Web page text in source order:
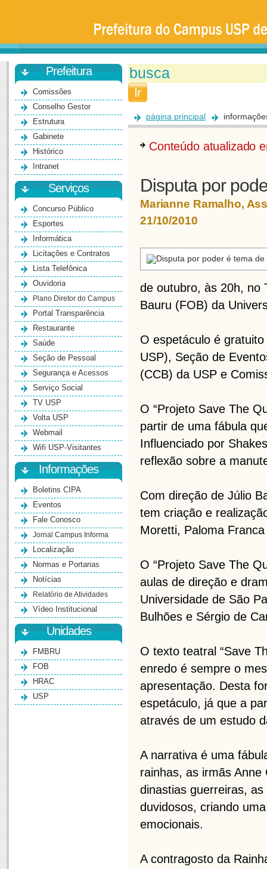
Universidade
São
Paulo
-
BauruPrefeitura
Comissões
Conselho Gestor
Estrutura
Gabinete
Histórico
Intranet
Serviços
Concurso Público
Esportes
Informática
Licitações e Contratos
Lista Telefônica
Ouvidoria
Plano Diretor do Campus
Portal Transparência
Restaurante
Saúde
Seção de Pessoal
Segurança e Acessos
Serviço Social
TV USP
Volta USP
Webmail
Wifi USP-Visitantes
Informações
Boletins CIPA
Eventos
Fale Conosco
Jornal Campus Informa
Localização
Normas e Portarias
Notícias
Relatório de Atividades
Vídeo Institucional
Unidades
FMBRU
FOB
HRAC
USP
página principal
Conteúdo atualizado
Disputa por
Marianne Ramalho,
21/10/2010
de outubro, às 20h, no
Bauru (FOB) da
O espetáculo é
USP), Seção de
(CCB) da USP e
O “Projeto Save The
partir de uma fábula
Influenciado por
reflexão sobre a
Com direção de Júlio
tem criação e
Moretti, Paloma
O “Projeto Save The
aulas de direção e
Universidade de São
Bulhões e Sérgio de
O texto teatral “Save
enredo é sempre o
apresentação. Desta
espetáculo, já que a
através de um estudo
A narrativa é uma
rainhas, as irmãs
dinastias guerreiras,
duvidosos, criando
emocionais.
A contragosto da